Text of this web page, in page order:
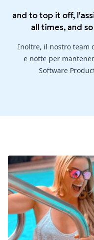
and to top it off,
all times, and
Inoltre, il nostro team
e notte per
Software